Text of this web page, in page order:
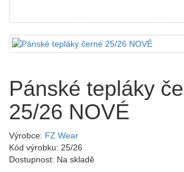
Pánské tepláky
25/26 NOVÉ
Výrobce: FZ Wear
Kód výrobku: 25/26
Dostupnost: Na skladě